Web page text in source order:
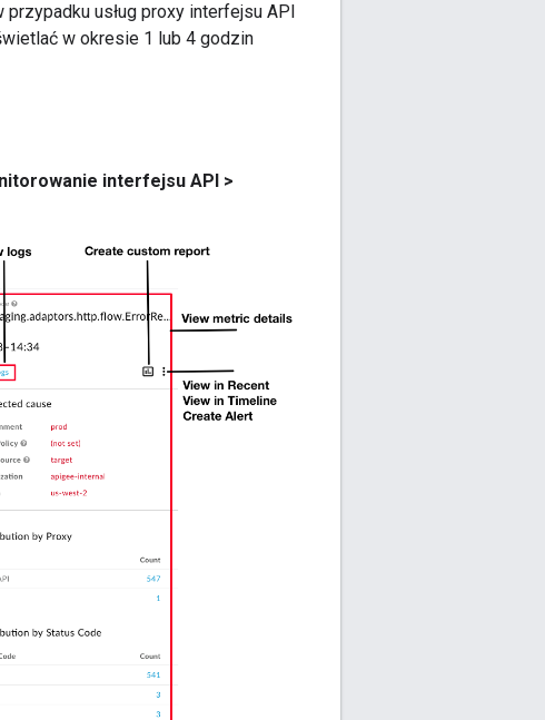
usług proxy interfejsu API
w okresie 1 lub 4 godzin
interfejsu API >